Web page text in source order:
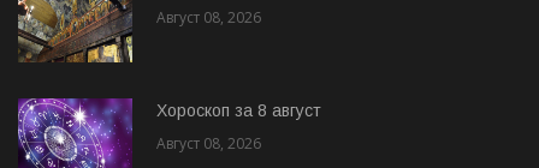
Август 08, 2026
Хороскоп за 8 август
Август 08, 2026